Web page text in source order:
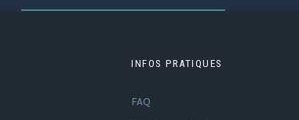
INFOS PRATIQUES
FAQ